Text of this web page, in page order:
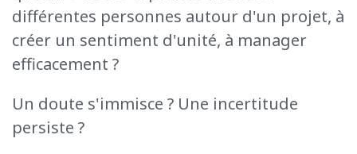
différentes personnes autour d'un projet, à
créer un sentiment d'unité, à manager
efficacement ?
Un doute s'immisce ? Une incertitude
persiste ?